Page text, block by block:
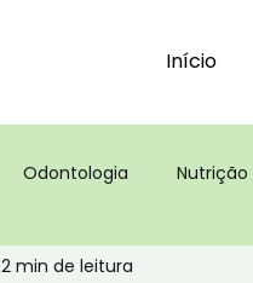
Início
Odontologia Nutrição
2 min de leitura